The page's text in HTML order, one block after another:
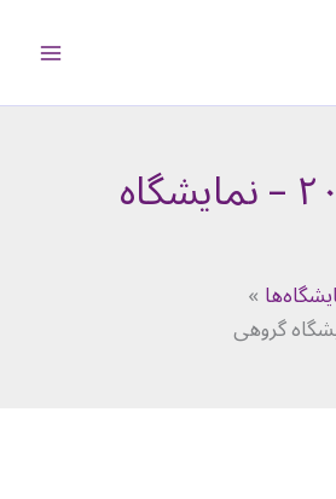
تهران ۲۰۲۲ – نمایشگاه